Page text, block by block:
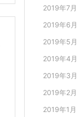
2019年7月
2019年6月
2019年5月
2019年4月
2019年3月
2019年2月
2019年1月